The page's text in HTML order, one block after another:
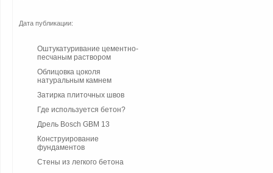
Дата публикации:
Оштукатуривание цементно-
песчаным раствором
Облицовка цоколя
натуральным камнем
Затирка плиточных швов
Где используется бетон?
Дрель Bosch GBM 13
Конструирование
фундаментов
Стены из легкого бетона